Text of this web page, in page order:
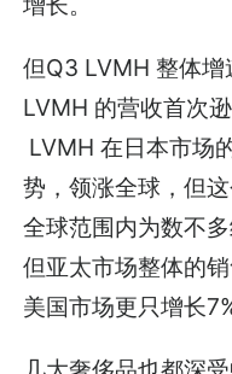
但Q3 LVMH 整体增
LVMH 的营收首次
LVMH 在日本市场
势，领涨全球，但
全球范围内为数不
但亚太市场整体的
美国市场更只增长